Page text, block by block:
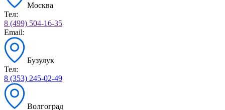
Москва
Тел:
8 (499) 504-16-35
Email:
Бузулук
Тел:
8 (353) 245-02-49
Волгоград